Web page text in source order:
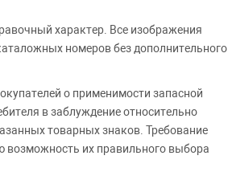
характер. Все изображения
номеров без дополнительного
о применимости запасной
в заблуждение относительно
товарных знаков. Требование
возможность их правильного выбора